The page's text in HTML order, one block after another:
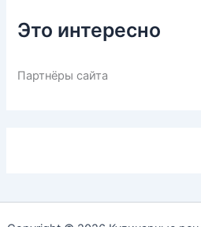
Это интересно
Партнёры сайта